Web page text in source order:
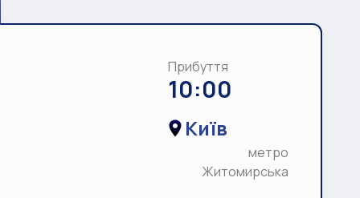
Прибуття
10:00
Київ
метро
Житомирська